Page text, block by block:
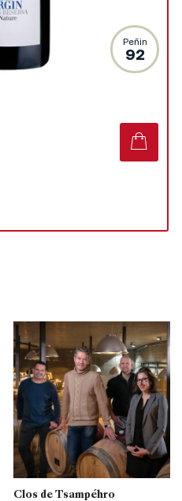
Clos de Tsampéhro
Peñin
92